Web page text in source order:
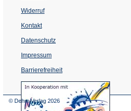
Widerruf
Kontakt
Datenschutz
Impressum
Barrierefreiheit
(Öffnet
in
© Dehm Verlag 2026